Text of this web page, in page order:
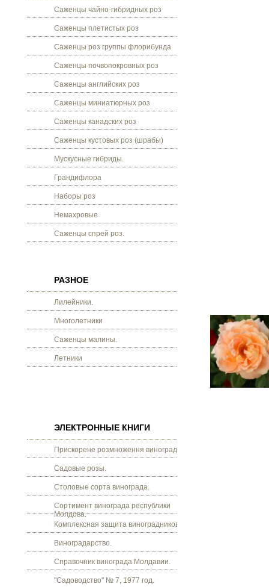
Саженцы чайно-гибридных роз
Саженцы плетистых роз
Саженцы роз группы флорибунда
Саженцы почвопокровных роз
Саженцы английских роз
Саженцы миниатюрных роз
Саженцы канадских роз
Саженцы кустовых роз (шрабы)
Мускусные гибриды.
Грандифлора
Наборы роз
Немахровые
Саженцы спрей роз.
РАЗНОЕ
Лилейники.
Многолетники
Саженцы малины.
Летники
ЭЛЕКТРОННЫЕ КНИГИ
Прискорене розмноження винограду.
Садовые розы.
Столовые сорта винограда.
Сортимент винограда республики
Молдова.
Комплексная защита виноградников.
Виноградарство.
Справочник винограда Молдавии.
"Садоводство" № 7, 1977 год.